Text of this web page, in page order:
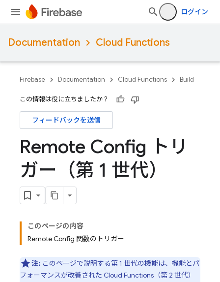
ログイン
Documentation Cloud Functions
Firebase Documentation Cloud Functions Build
この情報は役に立ちましたか？
フィードバックを送信
Remote Config トリ
ガー（第 1 世代）
このページの内容
Remote Config 関数のトリガー
注: このページで説明する第 1 世代の機能は、機能とパ
フォーマンスが改善された Cloud Functions （第 2 世代）